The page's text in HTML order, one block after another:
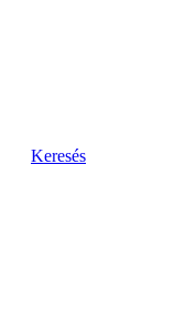
Keresés